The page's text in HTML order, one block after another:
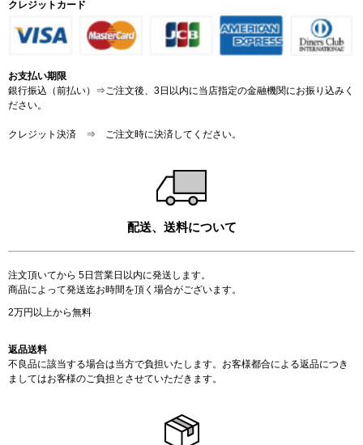
クレジットカード
お支払い期限
銀行振込（前払い）⇒ご注文後、3日以内に当店指定の金融機関にお振り込みく
ださい。
クレジット決済 ⇒ ご注文時に決済してください。
配送、送料について
注文頂いてから 5日営業日以内に発送します。
商品によって発送迄お時間を頂く場合がございます。
2万円以上から無料
返品送料
不良品に該当する場合は当方で負担いたします。お客様都合による返品につき
ましてはお客様のご負担とさせていただきます。